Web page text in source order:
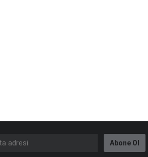
Abone Ol